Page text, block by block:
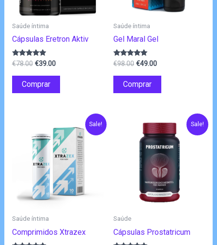
Saúde íntima
Cápsulas Eretron Aktiv
Avaliação
de 5
€78.00 O
original
era:
€39.00O
Comprar
Saúde íntima
Gel Maral Gel
Avaliação
de 5
€98.00 O
original
era:
€49.00O
Comprar
Sale!
Saúde íntima
Comprimidos Xtrazex
Sale!
Saúde
Cápsulas Prostatricum